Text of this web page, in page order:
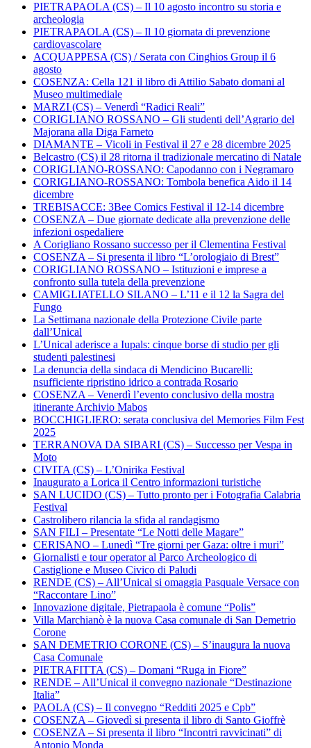
PIETRAPAOLA (CS) – Il 10 agosto incontro su storia e
archeologia
PIETRAPAOLA (CS) – Il 10 giornata di prevenzione
cardiovascolare
ACQUAPPESA (CS) / Serata con Cinghios Group il 6
agosto
COSENZA: Cella 121 il libro di Attilio Sabato domani al
Museo multimediale
MARZI (CS) – Venerdì “Radici Reali”
CORIGLIANO ROSSANO – Gli studenti dell’Agrario del
Majorana alla Diga Farneto
DIAMANTE – Vicoli in Festival il 27 e 28 dicembre 2025
Belcastro (CS) il 28 ritorna il tradizionale mercatino di Natale
CORIGLIANO-ROSSANO: Capodanno con i Negramaro
CORIGLIANO-ROSSANO: Tombola benefica Aido il 14
dicembre
TREBISACCE: 3Bee Comics Festival il 12-14 dicembre
COSENZA – Due giornate dedicate alla prevenzione delle
infezioni ospedaliere
A Corigliano Rossano successo per il Clementina Festival
COSENZA – Si presenta il libro “L’orologiaio di Brest”
CORIGLIANO ROSSANO – Istituzioni e imprese a
confronto sulla tutela della prevenzione
CAMIGLIATELLO SILANO – L’11 e il 12 la Sagra del
Fungo
La Settimana nazionale della Protezione Civile parte
dall’Unical
L’Unical aderisce a Iupals: cinque borse di studio per gli
studenti palestinesi
La denuncia della sindaca di Mendicino Bucarelli:
nsufficiente ripristino idrico a contrada Rosario
COSENZA – Venerdì l’evento conclusivo della mostra
itinerante Archivio Mabos
BOCCHIGLIERO: serata conclusiva del Memories Film Fest
2025
TERRANOVA DA SIBARI (CS) – Successo per Vespa in
Moto
CIVITA (CS) – L’Onirika Festival
Inaugurato a Lorica il Centro informazioni turistiche
SAN LUCIDO (CS) – Tutto pronto per i Fotografia Calabria
Festival
Castrolibero rilancia la sfida al randagismo
SAN FILI – Presentate “Le Notti delle Magare”
CERISANO – Lunedì “Tre giorni per Gaza: oltre i muri”
Giornalisti e tour operator al Parco Archeologico di
Castiglione e Museo Civico di Paludi
RENDE (CS) – All’Unical si omaggia Pasquale Versace con
“Raccontare Lino”
Innovazione digitale, Pietrapaola è comune “Polis”
Villa Marchianò è la nuova Casa comunale di San Demetrio
Corone
SAN DEMETRIO CORONE (CS) – S’inaugura la nuova
Casa Comunale
PIETRAFITTA (CS) – Domani “Ruga in Fiore”
RENDE – All’Unical il convegno nazionale “Destinazione
Italia”
PAOLA (CS) – Il convegno “Redditi 2025 e Cpb”
COSENZA – Giovedì si presenta il libro di Santo Gioffrè
COSENZA – Si presenta il libro “Incontri ravvicinati” di
Antonio Monda